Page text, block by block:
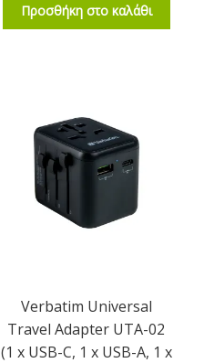
Προσθήκη στο καλάθι
Verbatim Universal
Travel Adapter UTA-02
(1 x USB-C, 1 x USB-A, 1 x